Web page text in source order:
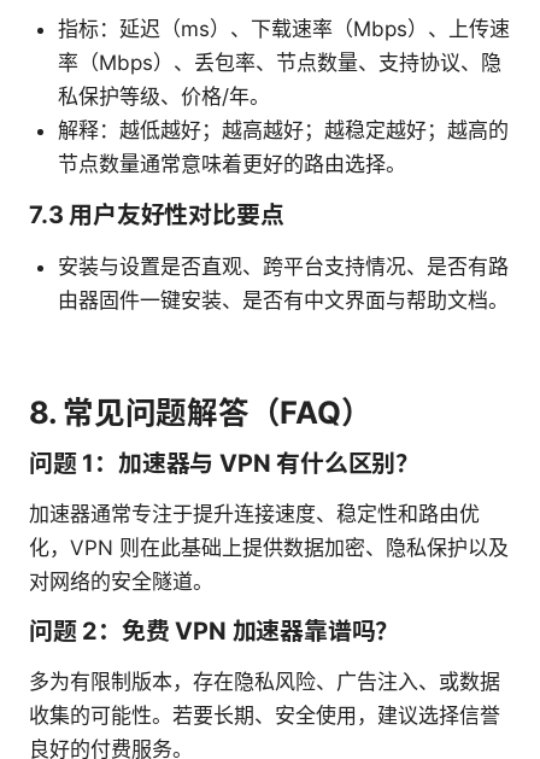
指标：延迟（ms）、下载速率（Mbps）、上传速
率（Mbps）、丢包率、节点数量、支持协议、隐
私保护等级、价格/年。
解释：越低越好；越高越好；越稳定越好；越高的
节点数量通常意味着更好的路由选择。
7.3 用户友好性对比要点
安装与设置是否直观、跨平台支持情况、是否有路
由器固件一键安装、是否有中文界面与帮助文档。
8. 常见问题解答（FAQ）
问题 1：加速器与 VPN 有什么区别？
加速器通常专注于提升连接速度、稳定性和路由优
化，VPN 则在此基础上提供数据加密、隐私保护以及
对网络的安全隧道。
问题 2：免费 VPN 加速器靠谱吗？
多为有限制版本，存在隐私风险、广告注入、或数据
收集的可能性。若要长期、安全使用，建议选择信誉
良好的付费服务。